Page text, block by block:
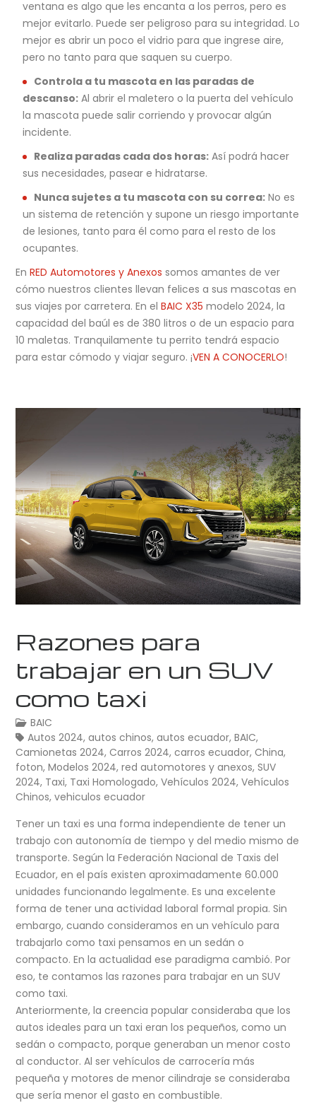
ventana es algo que les encanta a los perros, pero es
mejor evitarlo. Puede ser peligroso para su integridad. Lo
mejor es abrir un poco el vidrio para que ingrese aire,
pero no tanto para que saquen su cuerpo.
Controla a tu mascota en las paradas de
descanso: Al abrir el maletero o la puerta del vehículo
la mascota puede salir corriendo y provocar algún
incidente.
Realiza paradas cada dos horas: Así podrá hacer
sus necesidades, pasear e hidratarse.
Nunca sujetes a tu mascota con su correa: No es
un sistema de retención y supone un riesgo importante
de lesiones, tanto para él como para el resto de los
ocupantes.
EnRED Automotores y Anexos somos amantes de ver
cómo nuestros clientes llevan felices a sus mascotas en
sus viajes por carretera. En elBAIC X35 modelo 2024, la
capacidad del baúl es de 380 litros o de un espacio para
10 maletas. Tranquilamente tu perrito tendrá espacio
para estar cómodo y viajar seguro. ¡VEN A CONOCERLO!
Razones para
trabajar en un SUV
como taxi
BAIC
Autos 2024,autos chinos,autos ecuador,BAIC,
Camionetas 2024,Carros 2024,carros ecuador,China,
foton,Modelos 2024,red automotores y anexos,SUV
2024, Taxi, Taxi Homologado,Vehículos 2024,Vehículos
Chinos,vehiculos ecuador
Tener un taxi es una forma independiente de tener un
trabajo con autonomía de tiempo y del medio mismo de
transporte. Según la Federación Nacional de Taxis del
Ecuador, en el país existen aproximadamente 60.000
unidades funcionando legalmente. Es una excelente
forma de tener una actividad laboral formal propia. Sin
embargo, cuando consideramos en un vehículo para
trabajarlo como taxi pensamos en un sedán o
compacto. En la actualidad ese paradigma cambió. Por
eso, te contamos las razones para trabajar en un SUV
como taxi.
Anteriormente, la creencia popular consideraba que los
autos ideales para un taxi eran los pequeños, como un
sedán o compacto, porque generaban un menor costo
al conductor. Al ser vehículos de carrocería más
pequeña y motores de menor cilindraje se consideraba
que sería menor el gasto en combustible.